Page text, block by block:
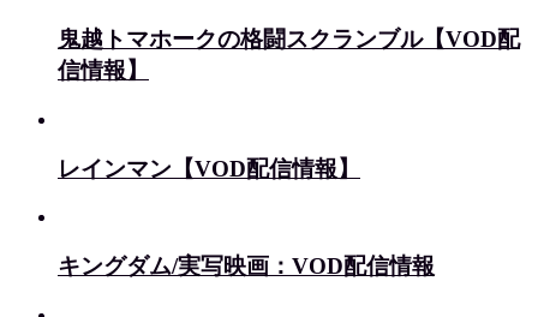
鬼越トマホークの格闘スクランブル【VOD配
信情報】
レインマン【VOD配信情報】
キングダム/実写映画：VOD配信情報